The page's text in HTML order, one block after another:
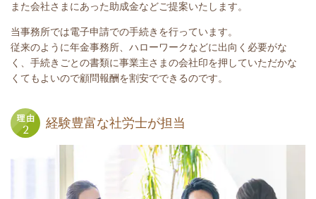
また会社さまにあった助成金などご提案いたします。
当事務所では電子申請での手続きを行っています。
従来のように年金事務所、ハローワークなどに出向く必要がな
く、手続きごとの書類に事業主さまの会社印を押していただかな
くてもよいので顧問報酬を割安でできるのです。
経験豊富な社労士が担当